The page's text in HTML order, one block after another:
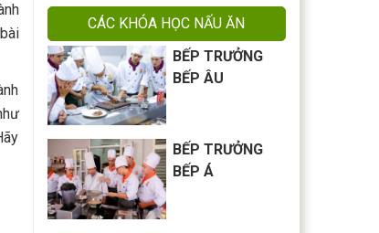
CÁC KHÓA HỌC NẤU ĂN
BẾP TRƯỞNG
BẾP ÂU
BẾP TRƯỞNG
BẾP Á